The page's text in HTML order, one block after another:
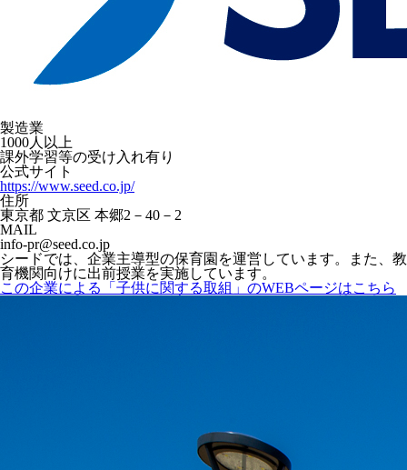
製造業
1000人以上
課外学習等の受け入れ有り
公式サイト
https://www.seed.co.jp/
住所
東京都 文京区 本郷2－40－2
MAIL
info-pr@seed.co.jp
シードでは、企業主導型の保育園を運営しています。また、教
育機関向けに出前授業を実施しています。
この企業による「子供に関する取組」のWEBページはこちら